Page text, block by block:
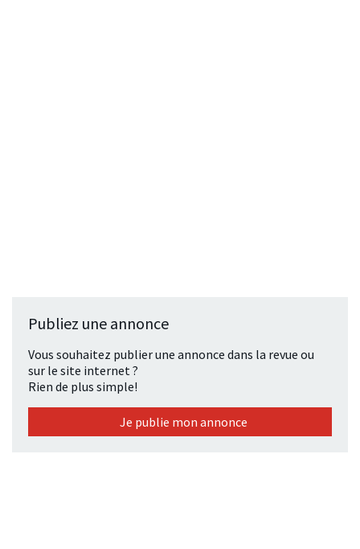
Publiez une annonce
Vous souhaitez publier une annonce dans la revue ou
sur le site internet ?
Rien de plus simple!
Je publie mon annonce